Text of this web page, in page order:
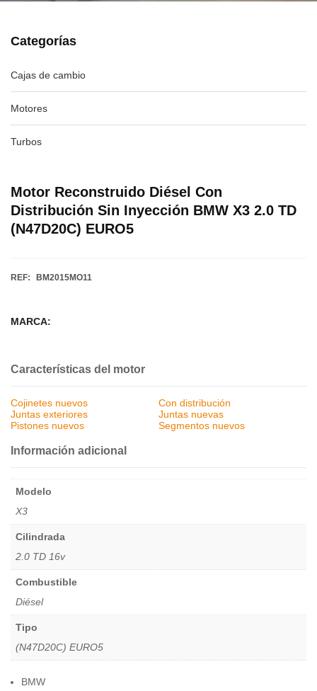
Categorías
Cajas de cambio
Motores
Turbos
Motor Reconstruido Diésel Con
Distribución Sin Inyección BMW X3 2.0 TD
(N47D20C) EURO5
REF: BM2015MO11
MARCA:
Características del motor
Cojinetes nuevos
Con distribución
Juntas exteriores
Juntas nuevas
Pistones nuevos
Segmentos nuevos
Información adicional
Modelo
X3
Cilindrada
2.0 TD 16v
Combustible
Diésel
Tipo
(N47D20C) EURO5
BMW